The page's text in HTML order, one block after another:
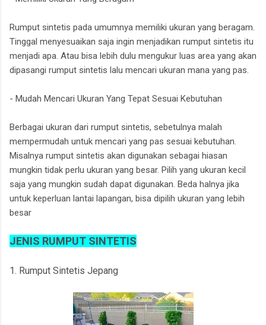
Rumput sintetis pada umumnya memiliki ukuran yang beragam.
Tinggal menyesuaikan saja ingin menjadikan rumput sintetis itu
menjadi apa. Atau bisa lebih dulu mengukur luas area yang akan
dipasangi rumput sintetis lalu mencari ukuran mana yang pas.
- Mudah Mencari Ukuran Yang Tepat Sesuai Kebutuhan
Berbagai ukuran dari rumput sintetis, sebetulnya malah
mempermudah untuk mencari yang pas sesuai kebutuhan.
Misalnya rumput sintetis akan digunakan sebagai hiasan
mungkin tidak perlu ukuran yang besar. Pilih yang ukuran kecil
saja yang mungkin sudah dapat digunakan. Beda halnya jika
untuk keperluan lantai lapangan, bisa dipilih ukuran yang lebih
besar
JENIS RUMPUT SINTETIS
1. Rumput Sintetis Jepang